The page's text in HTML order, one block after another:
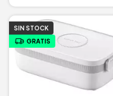
SIN STOCK
GRATIS